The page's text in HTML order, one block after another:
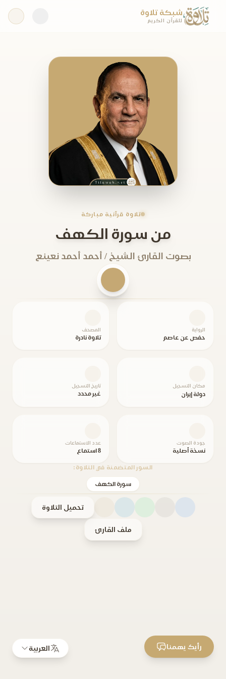
شبكة تلاوة
للقرآن الكريم
تلاوة قرآنية مباركة
من سورة الكهف
بصوت القارئ الشيخ / أحمد أحمد نعينع
الرواية
حفص عن عاصم
المصحف
تلاوة نادرة
مكان التسجيل
دولة إيران
تاريخ التسجيل
غير محدد
جودة الصوت
نسخة أصلية
عدد الاستماعات
8 استماع
السور المتضمنة في التلاوة:
سورة الكهف
تحميل التلاوة
ملف القارئ
العربية رأيك يهمنا